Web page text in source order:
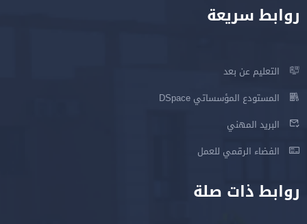
روابط سريعة
التعليم عن بعد
المستودع المؤسساتي DSpace
البريد المهني
الفضاء الرقمي للعمل
روابط ذات صلة